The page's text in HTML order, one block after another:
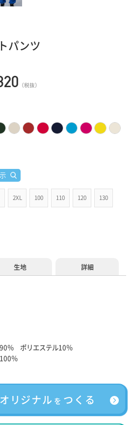
パンツ
（税抜）
2XL 100 110 120 130
生地 詳細
％ ポリエステル10％
％
オリジナル を つくる